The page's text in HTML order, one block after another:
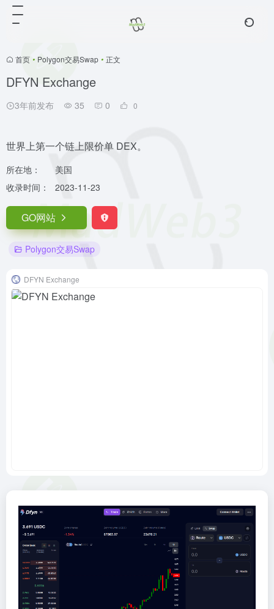
首页 • Polygon交易Swap • 正文
DFYN Exchange
3年前发布 35 0 0
世界上第一个链上限价单 DEX。
所在地：
美国
收录时间：
2023-11-23
GO网站
Polygon交易Swap
DFYN Exchange